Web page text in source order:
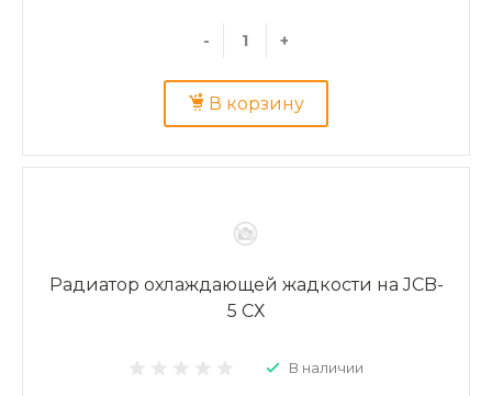
- +
В корзину
Радиатор охлаждающей жадкости на JCB-
5 СХ
В наличии